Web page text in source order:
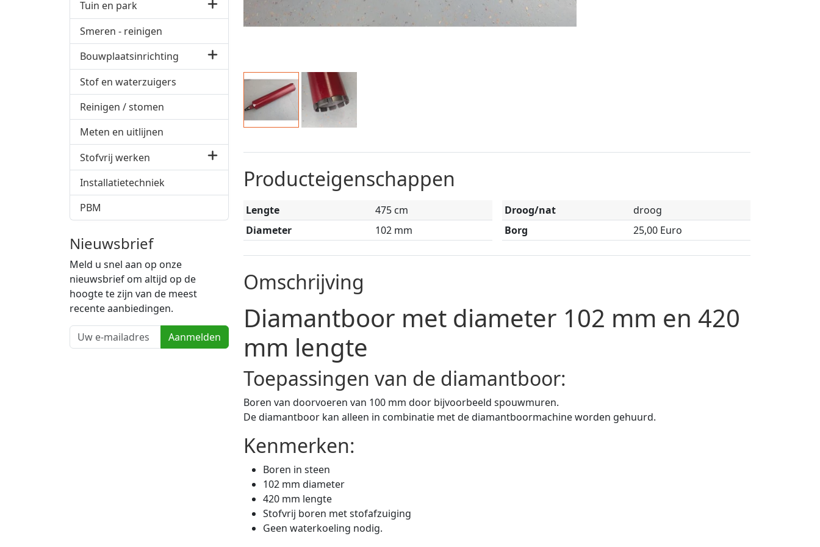
Tuin en park
Smeren - reinigen
Bouwplaatsinrichting
Stof en waterzuigers
Reinigen / stomen
Meten en uitlijnen
Stofvrij werken
Installatietechniek
PBM
Nieuwsbrief
Meld u snel aan op onze
nieuwsbrief om altijd op de
hoogte te zijn van de meest
recente aanbiedingen.
Aanmelden
Producteigenschappen
Lengte
475 cm
Diameter
102 mm
Droog/nat
droog
Borg
25,00 Euro
Omschrijving
Diamantboor met diameter 102 mm en 420
mm lengte
Toepassingen van de diamantboor:
Boren van doorvoeren van 100 mm door bijvoorbeeld spouwmuren.
De diamantboor kan alleen in combinatie met de diamantboormachine worden gehuurd.
Kenmerken:
Boren in steen
102 mm diameter
420 mm lengte
Stofvrij boren met stofafzuiging
Geen waterkoeling nodig.